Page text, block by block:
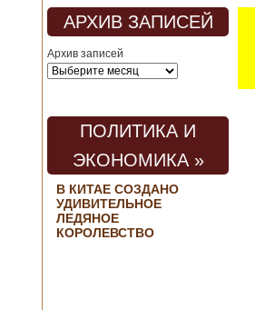
чтобы власти
полностью
закрыли границу с
материковым
Китаем, что
короонавируса в
регионе.
протеста стало
профсоюзное
объединение
медицинских
работников. По
АРХИВ ЗАПИСЕЙ
Архив записей
ПОЛИТИКА И
ЭКОНОМИКА »
В КИТАЕ СОЗДАНО
УДИВИТЕЛЬНОЕ
ЛЕДЯНОЕ
КОРОЛЕВСТВО